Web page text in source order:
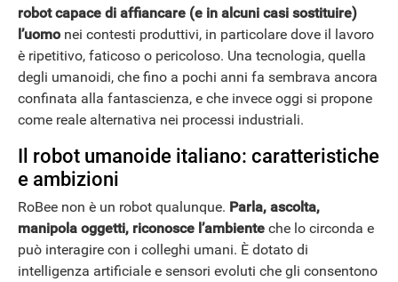
robot capace di affiancare (e in alcuni casi sostituire)
l’uomonei contesti produttivi, in particolare dove il lavoro
è ripetitivo, faticoso o pericoloso. Una tecnologia, quella
degli umanoidi, che fino a pochi anni fa sembrava ancora
confinata alla fantascienza, e che invece oggi si propone
come reale alternativa nei processi industriali.
Il robot umanoide italiano: caratteristiche
e ambizioni
RoBee non è un robot qualunque. Parla, ascolta,
manipola oggetti, riconosce l’ambiente che lo circonda e
può interagire con i colleghi umani. È dotato di
intelligenza artificiale e sensori evoluti che gli consentono